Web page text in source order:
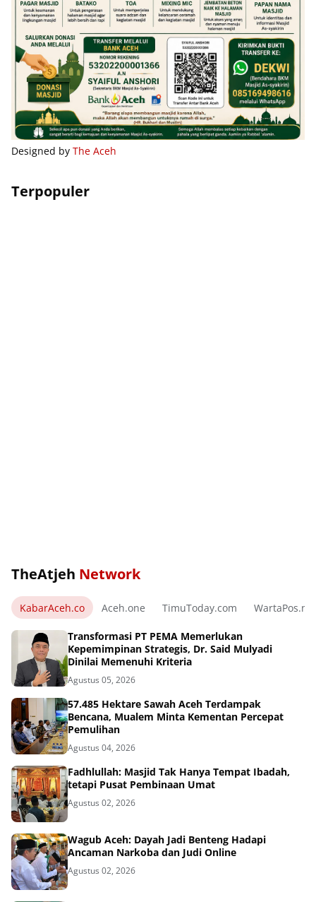
Designed by The Aceh
Terpopuler
TheAtjeh Network
KabarAceh.co Aceh.one TimuToday.com WartaPos.net
Transformasi PT PEMA Memerlukan
Kepemimpinan Strategis, Dr. Said Mulyadi
Dinilai Memenuhi Kriteria
Agustus 05, 2026
57.485 Hektare Sawah Aceh Terdampak
Bencana, Mualem Minta Kementan Percepat
Pemulihan
Agustus 04, 2026
Fadhlullah: Masjid Tak Hanya Tempat Ibadah,
tetapi Pusat Pembinaan Umat
Agustus 02, 2026
Wagub Aceh: Dayah Jadi Benteng Hadapi
Ancaman Narkoba dan Judi Online
Agustus 02, 2026